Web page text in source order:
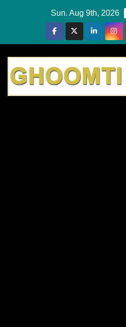
Sun. Aug 9th, 2026